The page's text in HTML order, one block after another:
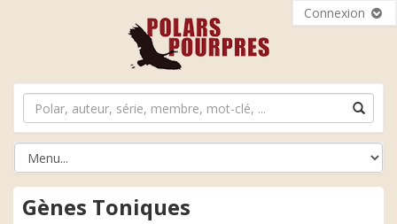
Connexion
Gènes Toniques